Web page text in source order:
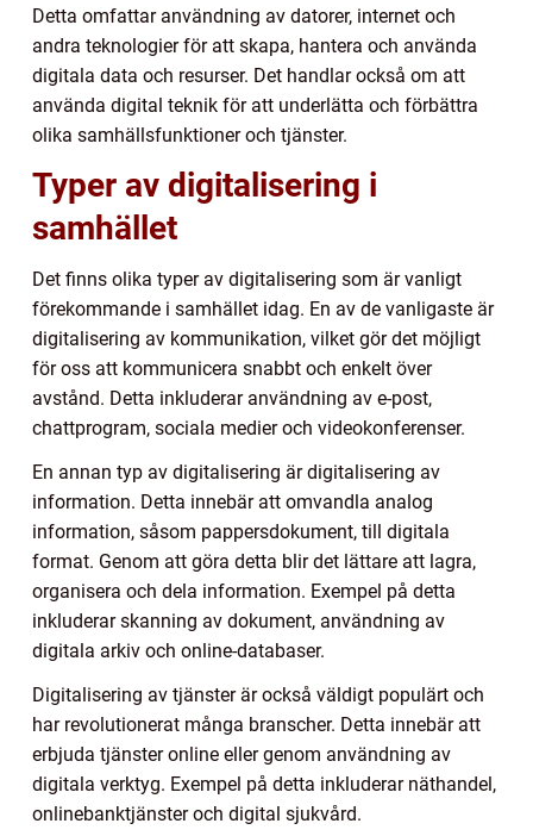
Detta omfattar användning av datorer, internet och
andra teknologier för att skapa, hantera och använda
digitala data och resurser. Det handlar också om att
använda digital teknik för att underlätta och förbättra
olika samhällsfunktioner och tjänster.
Typer av digitalisering i
samhället
Det finns olika typer av digitalisering som är vanligt
förekommande i samhället idag. En av de vanligaste är
digitalisering av kommunikation, vilket gör det möjligt
för oss att kommunicera snabbt och enkelt över
avstånd. Detta inkluderar användning av e-post,
chattprogram, sociala medier och videokonferenser.
En annan typ av digitalisering är digitalisering av
information. Detta innebär att omvandla analog
information, såsom pappersdokument, till digitala
format. Genom att göra detta blir det lättare att lagra,
organisera och dela information. Exempel på detta
inkluderar skanning av dokument, användning av
digitala arkiv och online-databaser.
Digitalisering av tjänster är också väldigt populärt och
har revolutionerat många branscher. Detta innebär att
erbjuda tjänster online eller genom användning av
digitala verktyg. Exempel på detta inkluderar näthandel,
onlinebanktjänster och digital sjukvård.